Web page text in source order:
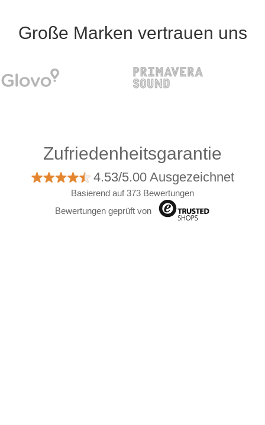
Große Marken vertrauen uns
Zufriedenheitsgarantie
4.53/5.00 Ausgezeichnet
Basierend auf 373 Bewertungen
Bewertungen geprüft von